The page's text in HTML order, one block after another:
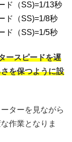
ド（SS)=1/13秒
ド（SS)=1/8秒
ド（SS)=1/5秒
ースピードを遅
を保つように設
ターを見ながら
作業となりま